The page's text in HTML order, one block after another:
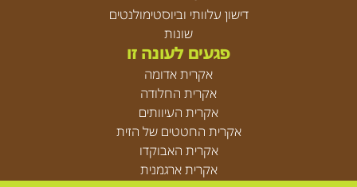
דישון עלוותי וביוסטימולנטים
שונות
פגעים לעונה זו
אקרית אדומה
אקרית החלודה
אקרית העיוותים
אקרית החטטים של הזית
אקרית האבוקדו
אקרית ארגמנית